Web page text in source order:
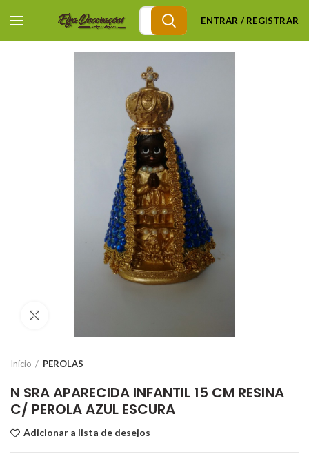
ENTRAR / REGISTRAR
Início PEROLAS
N SRA APARECIDA INFANTIL 15 CM RESINA
C/ PEROLA AZUL ESCURA
Adicionar a lista de desejos